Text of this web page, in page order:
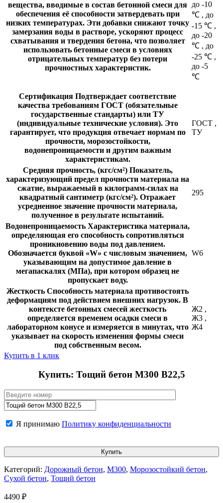
вещества, вводимые в состав бетонной смеси для
обеспечения её способности затвердевать при
низких температурах. Эти добавки снижают точку
замерзания воды в растворе, ускоряют процесс
схватывания и твердения бетона, что позволяет
использовать бетонные смеси в условиях
отрицательных температур без потери
прочностных характеристик.
до -10
℃ , до
-15 ℃ ,
до -20
℃ , до
-25 ℃ ,
до -5
℃
Сертификация Подтверждает соответствие
качества требованиям ГОСТ (обязательные
государственные стандарты) или ТУ
(индивидуальные технические условия). Это
гарантирует, что продукция отвечает нормам по
прочности, морозостойкости,
водонепроницаемости и другим важным
характеристикам.
ГОСТ ,
ТУ
Средняя прочность, (кгс/см²) Показатель,
характеризующий предел прочности материала на
сжатие, выражаемый в килограмм-силах на
квадратный сантиметр (кгс/см²). Отражает
усредненное значение прочности материала,
полученное в результате испытаний.
295
Водонепроницаемость Характеристика материала,
определяющая его способность сопротивляться
проникновению воды под давлением.
Обозначается буквой «W» с числовым значением,
указывающим на допустимое давление в
мегапаскалях (МПа), при котором образец не
пропускает воду.
W6
Жесткость Способность материала противостоять
деформациям под действием внешних нагрузок. В
контексте бетонных смесей жесткость
определяется временем осадки смеси в
лабораторном конусе и измеряется в минутах, что
указывает на скорость изменения формы смеси
под собственным весом.
Ж2 ,
Ж3 ,
Ж4
Купить в 1 клик
Купить: Тощий бетон М300 В22,5
Я принимаю Политику конфиденциальности
Категорий: Дорожный бетон, М300, Морозостойкий бетон,
Сухой бетон, Тощий бетон
4490 ₽